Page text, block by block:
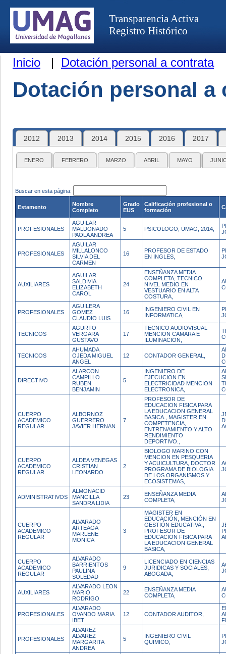
Transparencia Activa
Registro Histórico
Inicio | Dotación personal a contrata
Dotación personal a
2012 2013 2014 2015 2016 2017
ENERO FEBRERO MARZO ABRIL MAYO
Buscar en esta página:
Estamento
Nombre
Completo
Grado
EUS
Calificación profesional o
formación
PROFESIONALES
AGUILAR
MALDONADO
PAOLA ANDREA
5 PSICOLOGO, UMAG, 2014,
PROFESIONALES
AGUILAR
MILLALONCO
SILVIA DEL
CARMEN
16
PROFESOR DE ESTADO
EN INGLES,
AUXILIARES
AGUILAR
SALDIVIA
ELIZABETH
CAROL
24
ENSEÑANZA MEDIA
COMPLETA, TECNICO
NIVEL MEDIO EN
VESTUARIO EN ALTA
COSTURA,
PROFESIONALES
AGUILERA
GOMEZ
CLAUDIO LUIS
16
INGENIERO CIVIL EN
INFORMATICA,
TECNICOS
AGURTO
VERGARA
GUSTAVO
17
TECNICO AUDIOVISUAL
MENCION CAMARA E
ILUMINACION,
TECNICOS
AHUMADA
OJEDA MIGUEL
ANGEL
12 CONTADOR GENERAL,
DIRECTIVO
ALARCON
CAMPILLO
RUBEN
BENJAMIN
5
INGENIERO DE
EJECUCION EN
ELECTRICIDAD MENCION
ELECTRONICA,
CUERPO
ACADEMICO
REGULAR
ALBORNOZ
GUERRERO
JAVIER HERNAN
7
PROFESOR DE
EDUCACION FISICA PARA
LA EDUCACION GENERAL
BASICA., MAGISTER EN
COMPETENCIA,
ENTRENAMIENTO Y ALTO
RENDIMIENTO
DEPORTIVO.,
CUERPO
ACADEMICO
REGULAR
ALDEA VENEGAS
CRISTIAN
LEONARDO
2
BIOLOGO MARINO CON
MENCION EN PESQUERIA
Y ACUICULTURA, DOCTOR
PROGRAMA DE BIOLOGIA
DE LOS ORGANISMOS Y
ECOSISTEMAS,
ADMINISTRATIVOS
ALMONACID
MANCILLA
SANDRA LIDIA
23
ENSEÑANZA MEDIA
COMPLETA,
CUERPO
ACADEMICO
REGULAR
ALVARADO
ARTEAGA
MARLENE
MONICA
3
MAGISTER EN
EDUCACIÓN, MENCIÓN EN
GESTIÓN EDUCATIVA.,
PROFESOR DE
EDUCACION FISICA PARA
LA EDUCACION GENERAL
BASICA,
CUERPO
ACADEMICO
REGULAR
ALVARADO
BARRIENTOS
PAULINA
SOLEDAD
9
LICENCIADO EN CIENCIAS
JURIDICAS Y SOCIALES,
ABOGADA,
AUXILIARES
ALVARADO LEON
MARIO
RODRIGO
22
ENSEÑANZA MEDIA
COMPLETA,
PROFESIONALES
ALVARADO
OVANDO MARIA
IBET
12 CONTADOR AUDITOR,
PROFESIONALES
ALVAREZ
ALVAREZ
MARGARITA
ANDREA
5
INGENIERO CIVIL
QUIMICO,